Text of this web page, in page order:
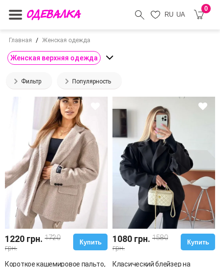
RU UA
0
Главная Женская одежда
Женская верхняя одежда
Фильтр Популярность
1220 грн. 1720
грн.
Купить
Короткое кашемировое пальто,
1080 грн. 1580
грн.
Купить
Класический блейзер на